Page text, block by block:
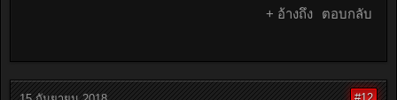
+ อ้างถึง ตอบกลับ